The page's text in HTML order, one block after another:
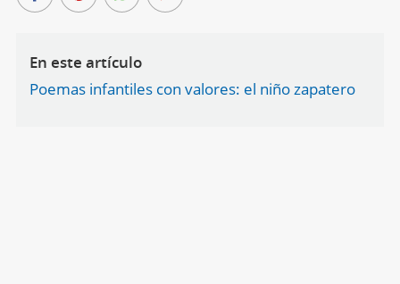
En este artículo
Poemas infantiles con valores: el niño zapatero